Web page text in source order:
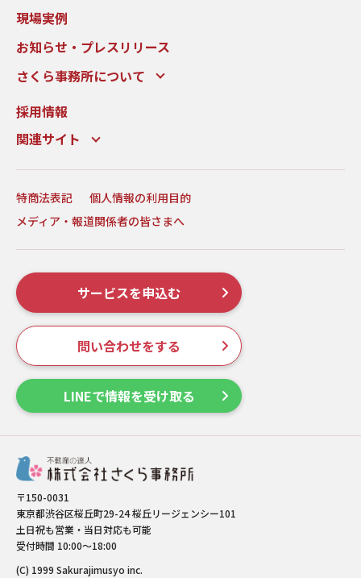
現場実例
お知らせ・プレスリリース
さくら事務所について
採用情報
関連サイト
特商法表記
個人情報の利用目的
メディア・報道関係者の皆さまへ
サービスを申込む
問い合わせをする
LINEで情報を受け取る
〒150-0031
東京都渋谷区桜丘町29-24 桜丘リージェンシー101
土日祝も営業・当日対応も可能
受付時間 10:00～18:00
(C) 1999 Sakurajimusyo inc.